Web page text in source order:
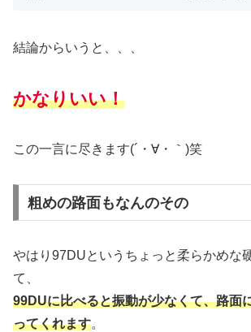
結論からいうと、、、
かなりいい！
この一言に尽きます(´・∀・｀)笑
粗めの路面もなんのその
やはり97DUというちょっと柔らかめな
て、
99DUに比べると振動が少なくて、路面
ってくれます。